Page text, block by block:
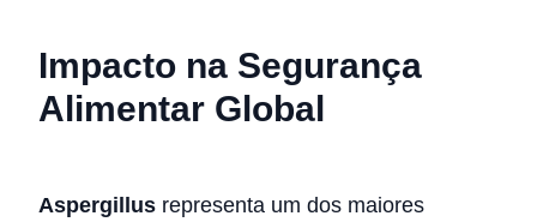
Impacto na Segurança
Alimentar Global
Aspergillus representa um dos maiores